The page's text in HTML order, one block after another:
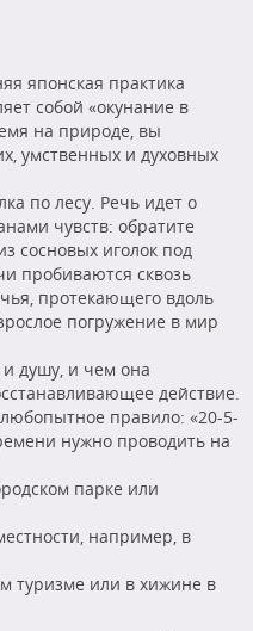
японская практика
собой «окунание в
на природе, вы
умственных и духовных
по лесу. Речь идет о
чувств: обратите
сосновых иголок под
пробиваются сквозь
протекающего вдоль
погружение в мир
душу, и чем она
действие.
правило: «20-5-
нужно проводить на
парке или
например, в
туризме или в хижине в